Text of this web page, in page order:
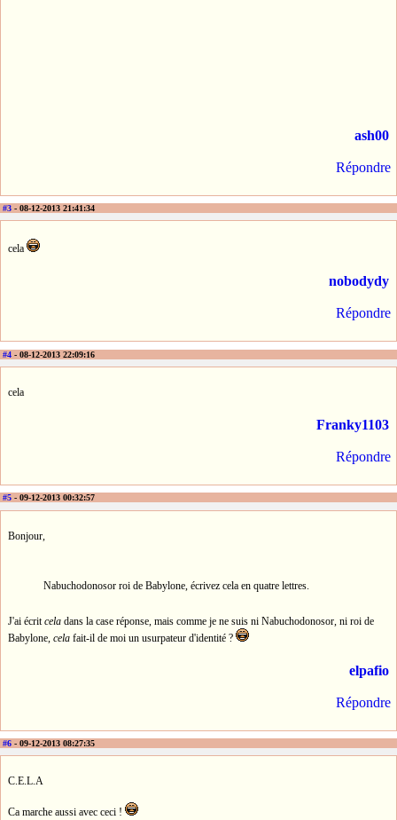
ash00
Répondre
#3 - 08-12-2013 21:41:34
cela
nobodydy
Répondre
#4 - 08-12-2013 22:09:16
cela
Franky1103
Répondre
#5 - 09-12-2013 00:32:57
Bonjour,
Nabuchodonosor roi de Babylone, écrivez cela en quatre lettres.
J'ai écrit cela dans la case réponse, mais comme je ne suis ni Nabuchodonosor, ni roi de
Babylone, cela fait-il de moi un usurpateur d'identité ?
elpafio
Répondre
#6 - 09-12-2013 08:27:35
C.E.L.A
Ca marche aussi avec ceci !